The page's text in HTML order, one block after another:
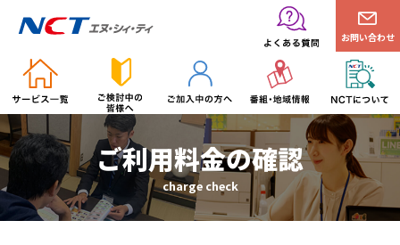
お問い合わせ
ご利用料金の確認
charge check